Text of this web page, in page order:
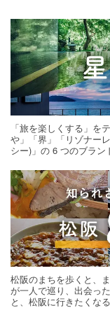
「旅を楽しくする」を
や」「界」「リゾナー
シー)」の 6 つのブラ
松阪のまちを歩くと、
が一人で巡り、出会っ
と、松阪に行きたくなる